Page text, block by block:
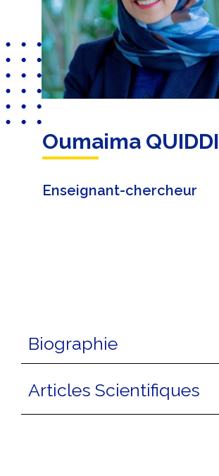
Oumaima QUIDDI
Enseignant-chercheur
Biographie
Articles Scientifiques